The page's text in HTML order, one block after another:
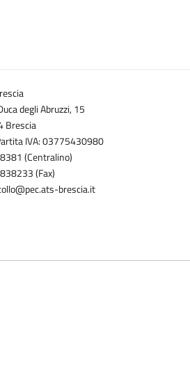
degli Abruzzi, 15
Brescia
IVA: 03775430980
(Centralino)
(Fax)
brescia.it